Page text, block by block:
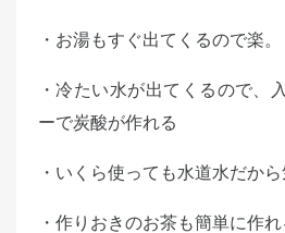
・お湯もすぐ出てくるので楽。
・冷たい水が出てくるので、
ーで炭酸が作れる
・いくら使っても水道水だから
・作りおきのお茶も簡単に作れ